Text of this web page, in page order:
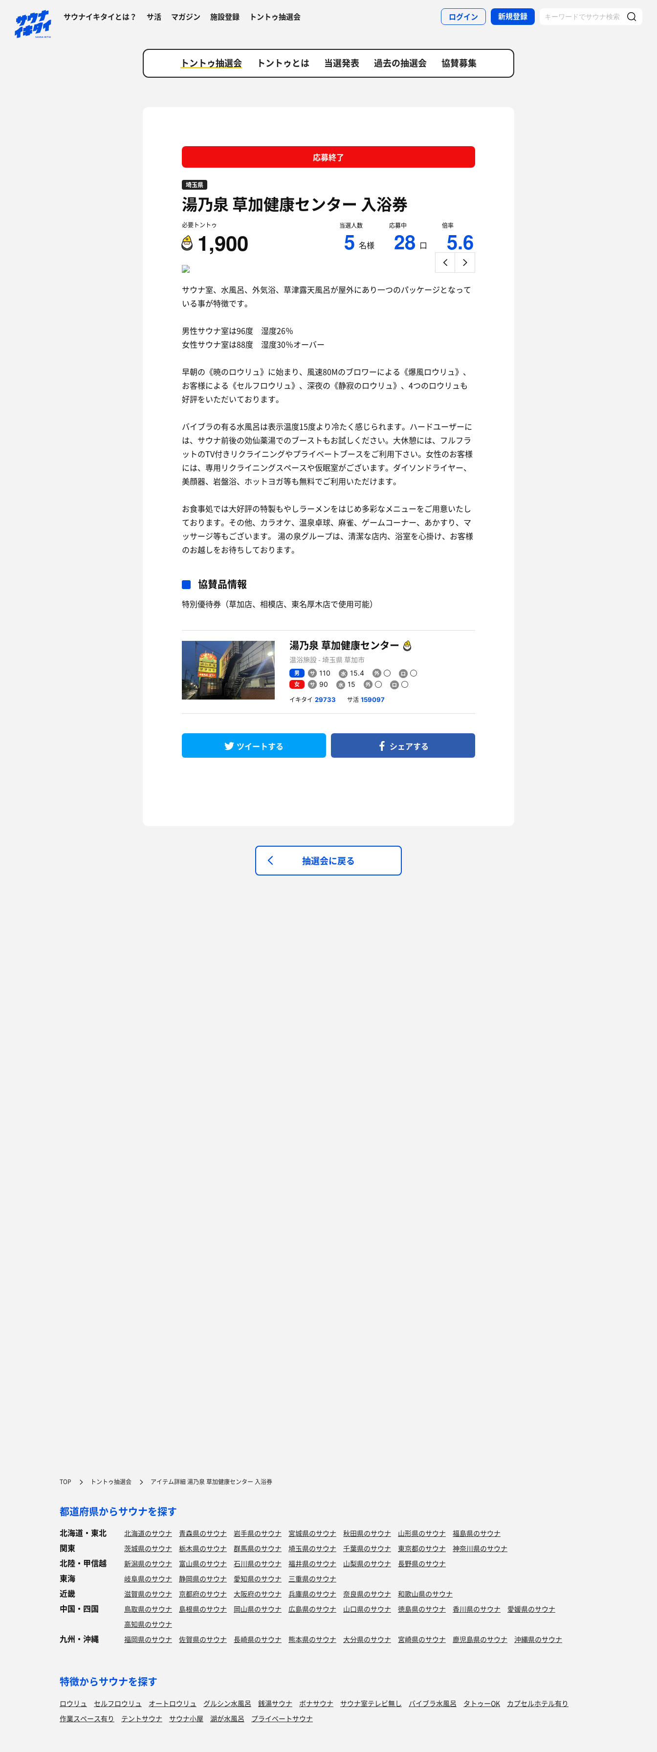
サウナイキタイとは？ サ活 マガジン 施設登録 トントゥ抽選会 ログイン 新規登録
トントゥ抽選会 トントゥとは 当選発表 過去の抽選会 協賛募集
応募終了
埼玉県
湯乃泉 草加健康センター 入浴券
必要トントゥ
1,900
当選人数
5 名様
応募中
28 口
倍率
5.6
サウナ室、水風呂、外気浴、草津露天風呂が屋外にあり一つのパッケージとなって
いる事が特徴です。
男性サウナ室は96度 湿度26％
女性サウナ室は88度 湿度30％オーバー
早朝の《暁のロウリュ》に始まり、風速80Mのブロワーによる《爆風ロウリュ》、
お客様による《セルフロウリュ》、深夜の《静寂のロウリュ》、4つのロウリュも
好評をいただいております。
バイブラの有る水風呂は表示温度15度より冷たく感じられます。ハードユーザーに
は、サウナ前後の効仙薬湯でのブーストもお試しください。大休憩には、フルフラ
ットのTV付きリクライニングやプライベートブースをご利用下さい。女性のお客様
には、専用リクライニングスペースや仮眠室がございます。ダイソンドライヤー、
美顔器、岩盤浴、ホットヨガ等も無料でご利用いただけます。
お食事処では大好評の特製もやしラーメンをはじめ多彩なメニューをご用意いたし
ております。その他、カラオケ、温泉卓球、麻雀、ゲームコーナー、あかすり、マ
ッサージ等もございます。 湯の泉グループは、清潔な店内、浴室を心掛け、お客様
のお越しをお待ちしております。
協賛品情報
特別優待券（草加店、相模店、東名厚木店で使用可能）
湯乃泉 草加健康センター
温浴施設 - 埼玉県 草加市
男 110
15.4
女
90 15
イキタイ 29733 サ活 159097
ツイートする シェアする
抽選会に戻る
TOP トントゥ抽選会 アイテム詳細 湯乃泉 草加健康センター 入浴券
都道府県からサウナを探す
北海道・東北 北海道のサウナ 青森県のサウナ 岩手県のサウナ 宮城県のサウナ 秋田県のサウナ 山形県のサウナ 福島県のサウナ
関東 茨城県のサウナ 栃木県のサウナ 群馬県のサウナ 埼玉県のサウナ 千葉県のサウナ 東京都のサウナ 神奈川県のサウナ
北陸・甲信越 新潟県のサウナ 富山県のサウナ 石川県のサウナ 福井県のサウナ 山梨県のサウナ 長野県のサウナ
東海 岐阜県のサウナ 静岡県のサウナ 愛知県のサウナ 三重県のサウナ
近畿 滋賀県のサウナ 京都府のサウナ 大阪府のサウナ 兵庫県のサウナ 奈良県のサウナ 和歌山県のサウナ
中国・四国 鳥取県のサウナ 島根県のサウナ 岡山県のサウナ 広島県のサウナ 山口県のサウナ 徳島県のサウナ 香川県のサウナ
愛媛県のサウナ
高知県のサウナ
九州・沖縄 福岡県のサウナ 佐賀県のサウナ 長崎県のサウナ 熊本県のサウナ 大分県のサウナ 宮崎県のサウナ 鹿児島県のサウナ 沖縄県のサウナ
特徴からサウナを探す
ロウリュ セルフロウリュ オートロウリュ グルシン水風呂 銭湯サウナ ボナサウナ サウナ室テレビ無し バイブラ水風呂 タトゥーOK
カプセルホテル有り
作業スペース有り
テントサウナ サウナ小屋 湖が水風呂 プライベートサウナ